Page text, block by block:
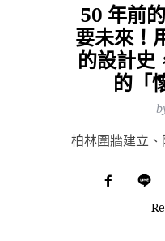
50 年前
要未來！
的設計史
的「